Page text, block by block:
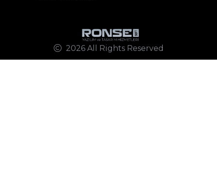
2026 All Rights Reserved